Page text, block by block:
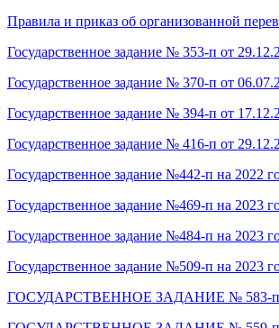
Правила и приказ об организованной
Государственное задание № 353-п от
Государственное задание № 370-п от
Государственное задание № 394-п от
Государственное задание № 416-п от
Государственное задание №442-п на 2022
Государственное задание №469-п на 2023
Государственное задание №484-п на 2023
Государственное задание №509-п на 2023
ГОСУДАРСТВЕННОЕ ЗАДАНИЕ № 583-п на